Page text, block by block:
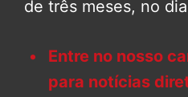
de três meses, no
Entre no nosso
para notícias